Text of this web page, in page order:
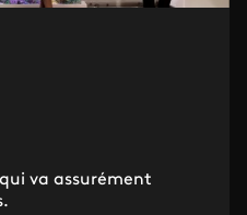
va assurément